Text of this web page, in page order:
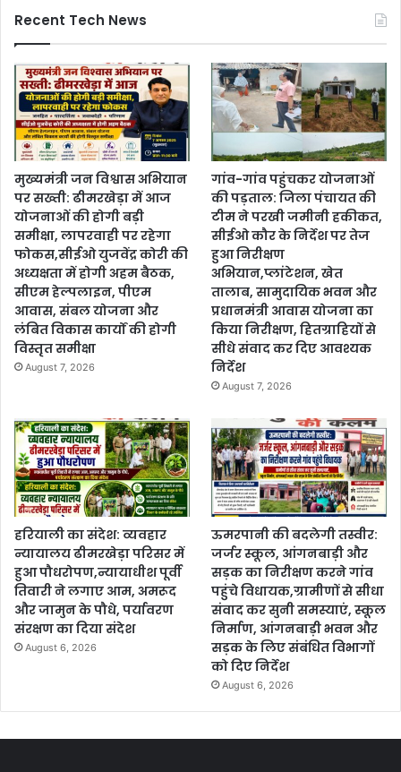
Recent Tech News
मुख्यमंत्री जन विश्वास अभियान
पर सख्ती: ढीमरखेड़ा में आज
योजनाओं की होगी बड़ी
समीक्षा, लापरवाही पर रहेगा
फोकस,सीईओ युजवेंद्र कोरी की
अध्यक्षता में होगी अहम बैठक,
सीएम हेल्पलाइन, पीएम
आवास, संबल योजना और
लंबित विकास कार्यों की होगी
विस्तृत समीक्षा
August 7, 2026
गांव-गांव पहुंचकर योजनाओं
की पड़ताल: जिला पंचायत की
टीम ने परखी जमीनी हकीकत,
सीईओ कौर के निर्देश पर तेज
हुआ निरीक्षण
अभियान,प्लांटेशन, खेत
तालाब, सामुदायिक भवन और
प्रधानमंत्री आवास योजना का
किया निरीक्षण, हितग्राहियों से
सीधे संवाद कर दिए आवश्यक
निर्देश
August 7, 2026
हरियाली का संदेश: व्यवहार
न्यायालय ढीमरखेड़ा परिसर में
हुआ पौधरोपण,न्यायाधीश पूर्वी
तिवारी ने लगाए आम, अमरूद
और जामुन के पौधे, पर्यावरण
संरक्षण का दिया संदेश
August 6, 2026
ऊमरपानी की बदलेगी तस्वीर:
जर्जर स्कूल, आंगनबाड़ी और
सड़क का निरीक्षण करने गांव
पहुंचे विधायक,ग्रामीणों से सीधा
संवाद कर सुनी समस्याएं, स्कूल
निर्माण, आंगनबाड़ी भवन और
सड़क के लिए संबंधित विभागों
को दिए निर्देश
August 6, 2026